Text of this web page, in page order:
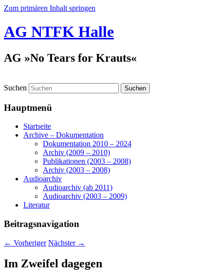
Zum primären Inhalt springen
AG NTFK Halle
AG »No Tears for Krauts«
Suchen
Hauptmenü
Startseite
Archive – Dokumentation
Dokumentation 2010 – 2024
Archiv (2009 – 2010)
Publikationen (2003 – 2008)
Archiv (2003 – 2008)
Audioarchiv
Audioarchiv (ab 2011)
Audioarchiv (2003 – 2009)
Literatur
Beitragsnavigation
← Vorheriger Nächster →
Im Zweifel dagegen